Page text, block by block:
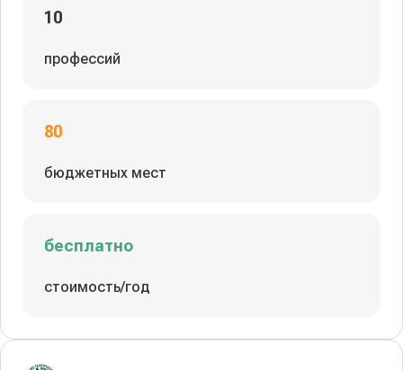
10
профессий
80
бюджетных мест
бесплатно
стоимость/год